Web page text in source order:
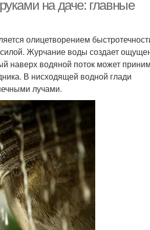
в домашних
условиях
Руки с
из цемента
без формы
на даче: главные
олицетворением
Журчание воды создает
наверх водяной поток может
В нисходящей водной глади
лучами.